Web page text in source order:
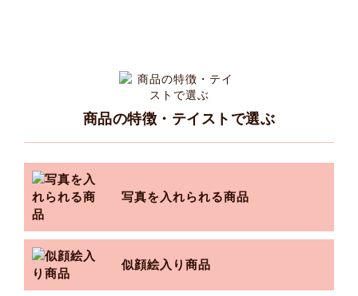
商品の特徴・テイストで選ぶ
写真を入れられる商品
似顔絵入り商品